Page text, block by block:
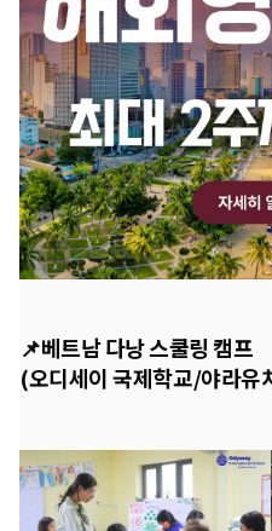
📌베트남 다낭 스쿨링 캠프
(오디세이 국제학교/야라유